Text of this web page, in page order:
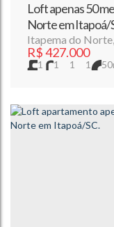
Loft apenas 50
Norte em Itapoá/
R$427.000
Itapema do Norte,
1 1 1 1